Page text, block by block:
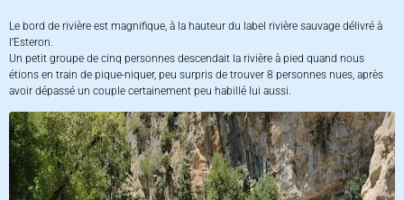
Le bord de rivière est magnifique, à la hauteur du label rivière sauvage délivré à
l’Esteron.
Un petit groupe de cinq personnes descendait la rivière à pied quand nous
étions en train de pique-niquer, peu surpris de trouver 8 personnes nues, après
avoir dépassé un couple certainement peu habillé lui aussi.